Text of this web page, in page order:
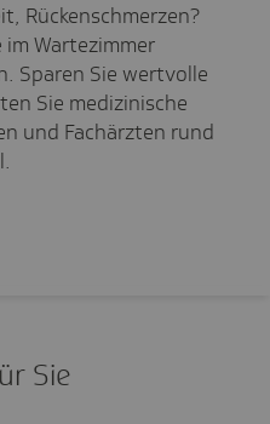
Rückenschmerzen?
Wartezimmer
Sparen Sie wertvolle
Sie medizinische
und Fachärzten rund
Sie